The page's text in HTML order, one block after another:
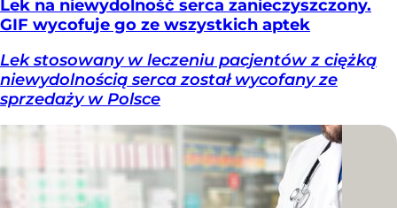
Lek na niewydolność serca zanieczyszczony.
GIF wycofuje go ze wszystkich aptek
Lek stosowany w leczeniu pacjentów z ciężką
niewydolnością serca został wycofany ze
sprzedaży w Polsce